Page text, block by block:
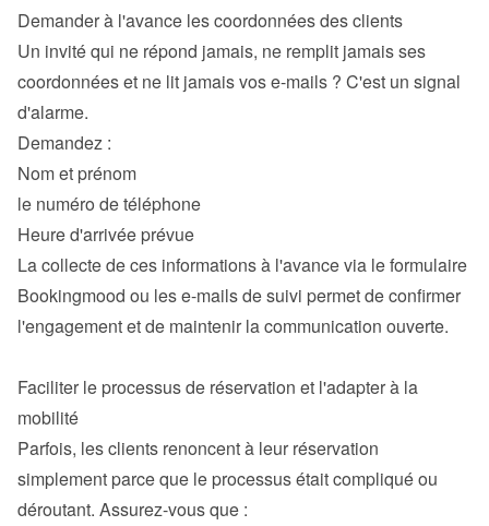
Un invité qui ne répond jamais, ne remplit jamais ses
coordonnées et ne lit jamais vos e-mails ? C'est un signal
d'alarme.
Nom et prénom
le numéro de téléphone
Heure d'arrivée prévue
La collecte de ces informations à l'avance via le formulaire
Bookingmood ou les e-mails de suivi permet de confirmer
l'engagement et de maintenir la communication ouverte.
Faciliter le processus de réservation et l'adapter à la
Parfois, les clients renoncent à leur réservation
simplement parce que le processus était compliqué ou